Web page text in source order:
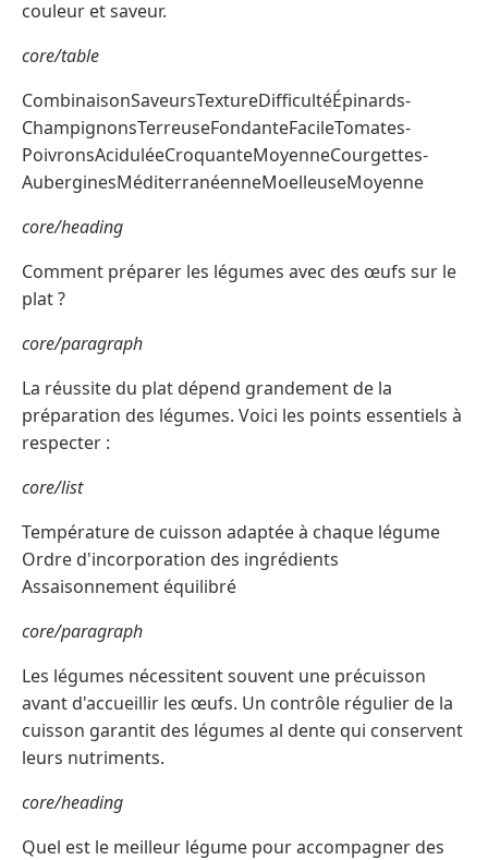
couleur et saveur.
core/table
CombinaisonSaveursTextureDifficultéÉpinards-
ChampignonsTerreuseFondanteFacileTomates-
PoivronsAciduléeCroquanteMoyenneCourgettes-
AuberginesMéditerranéenneMoelleuseMoyenne
core/heading
Comment préparer les légumes avec des œufs sur le
plat ?
core/paragraph
La réussite du plat dépend grandement de la
préparation des légumes. Voici les points essentiels à
respecter :
core/list
Température de cuisson adaptée à chaque légume
Ordre d'incorporation des ingrédients
Assaisonnement équilibré
core/paragraph
Les légumes nécessitent souvent une précuisson
avant d'accueillir les œufs. Un contrôle régulier de la
cuisson garantit des légumes al dente qui conservent
leurs nutriments.
core/heading
Quel est le meilleur légume pour accompagner des